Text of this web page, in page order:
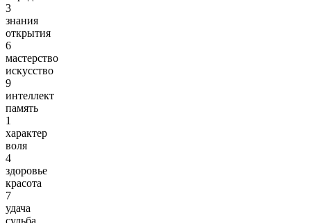
3
знания
открытия
6
мастерство
искусство
9
интеллект
память
1
характер
воля
4
здоровье
красота
7
удача
судьба